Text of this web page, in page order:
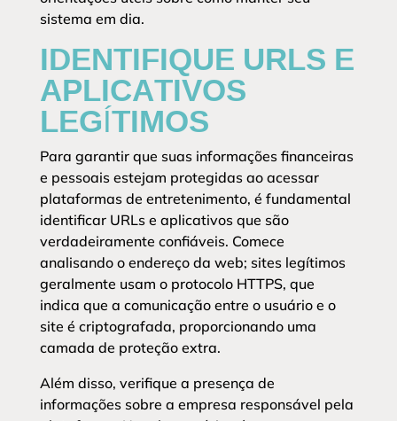
sistema em dia.
IDENTIFIQUE URLS E
APLICATIVOS
LEGÍTIMOS
Para garantir que suas informações financeiras
e pessoais estejam protegidas ao acessar
plataformas de entretenimento, é fundamental
identificar URLs e aplicativos que são
verdadeiramente confiáveis. Comece
analisando o endereço da web; sites legítimos
geralmente usam o protocolo HTTPS, que
indica que a comunicação entre o usuário e o
site é criptografada, proporcionando uma
camada de proteção extra.
Além disso, verifique a presença de
informações sobre a empresa responsável pela